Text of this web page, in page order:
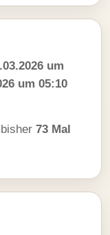
um
um 05:10
bisher 73 Mal